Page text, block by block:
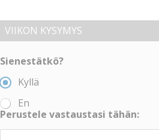
VIIKON KYSYMYS
Sienestätkö?
Kyllä
En
Perustele vastaustasi tähän: